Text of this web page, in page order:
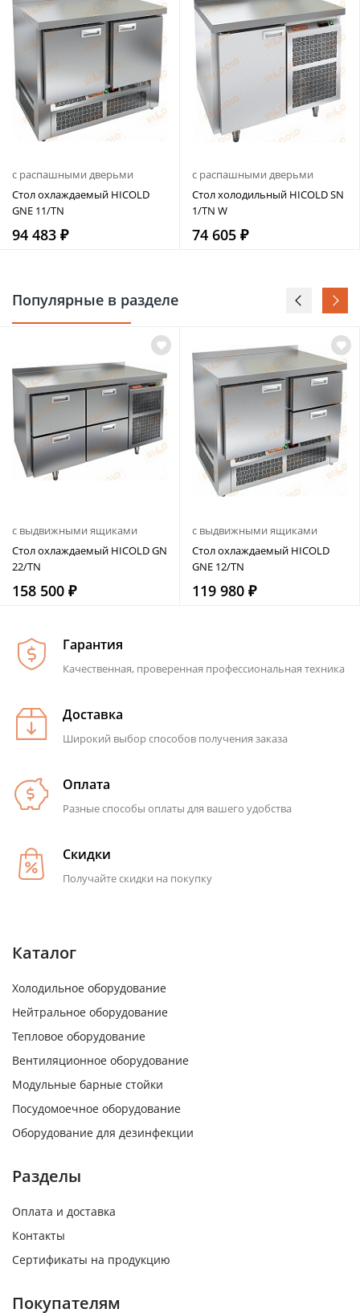
с распашными дверьми
Стол охлаждаемый HICOLD
GNE 11/TN
94 483 ₽
с распашными дверьми
Стол холодильный HICOLD SN
1/TN W
74 605 ₽
Популярные в разделе
с выдвижными ящиками
Стол охлаждаемый HICOLD GN
22/TN
158 500 ₽
с выдвижными ящиками
Стол охлаждаемый HICOLD
GNE 12/TN
119 980 ₽
Гарантия
Качественная, проверенная профессиональная техника
Доставка
Широкий выбор способов получения заказа
Оплата
Разные способы оплаты для вашего удобства
Скидки
Получайте скидки на покупку
Каталог
Холодильное оборудование
Нейтральное оборудование
Тепловое оборудование
Вентиляционное оборудование
Модульные барные стойки
Посудомоечное оборудование
Оборудование для дезинфекции
Разделы
Оплата и доставка
Контакты
Сертификаты на продукцию
Покупателям